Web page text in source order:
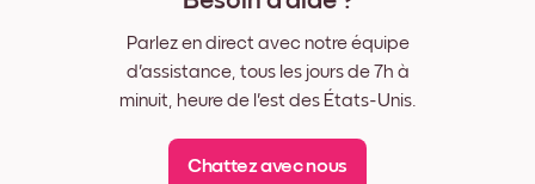
Parlez en direct avec notre équipe
d'assistance, tous les jours de 7h à
minuit, heure de l'est des États-Unis.
Chattez avec nous